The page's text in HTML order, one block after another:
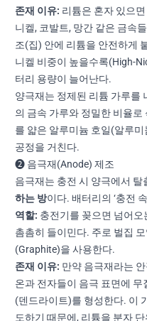
존재 이유: 리튬은 혼자 있으
니켈, 코발트, 망간 같은 금속
조(집) 안에 리튬을 안전하게
니켈 비중이 높을수록(High-
터리 용량이 늘어난다.
양극재는 정제된 리튬 가루를
의 금속 가루와 정밀한 비율
를 얇은 알루미늄 호일(알루
공정을 거친다.
❷ 음극재(Anode) 제조
음극재는 충전 시 양극에서 탈
하는 방이다. 배터리의 ‘충전
역할: 충전기를 꽂으면 넘어오
촘촘히 들이민다. 주로 벌집
(Graphite)을 사용한다.
존재 이유: 만약 음극재라는
온과 전자들이 음극 표면에
(덴드라이트)를 형성한다. 이
도하기 때문에, 리튬을 분자